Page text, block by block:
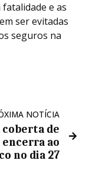
e as
ser evitadas
seguros na
NOTÍCIA
de
encerra ao
no dia 27